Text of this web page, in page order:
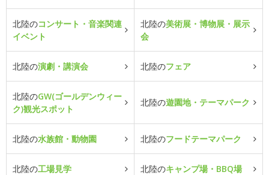
北陸のコンサート・音楽関連
イベント
北陸の美術展・博物展・展示
会
北陸の演劇・講演会 北陸のフェア
北陸のGW(ゴールデンウィー
ク)観光スポット
北陸の遊園地・テーマパーク
北陸の水族館・動物園 北陸のフードテーマパーク
北陸の工場見学 北陸のキャンプ場・BBQ場